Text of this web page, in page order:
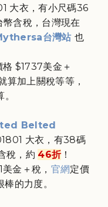
大衣，有小尺碼36
幣含稅，台灣現在
台灣站 也
格 $1737美金＋
算加上關稅等等，
Belted
大衣，有38碼
稅，約 46折！
美金＋稅 ， 官網定價
的力度。